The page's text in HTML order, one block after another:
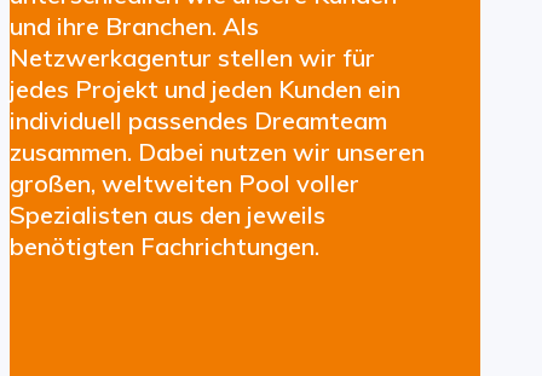
und ihre Branchen. Als
Netzwerkagentur stellen wir für
jedes Projekt und jeden Kunden ein
individuell passendes Dreamteam
zusammen. Dabei nutzen wir unseren
großen, weltweiten Pool voller
Spezialisten aus den jeweils
benötigten Fachrichtungen.